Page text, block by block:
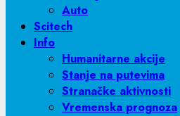
Auto
Scitech
Info
Humanitarne akcije
Stanje na putevima
Stranačke aktivnosti
Vremenska prognoza